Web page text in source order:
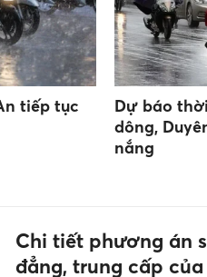
tiếp tục
Dự báo
dông,
nắng
Chi tiết phương án
đẳng, trung cấp